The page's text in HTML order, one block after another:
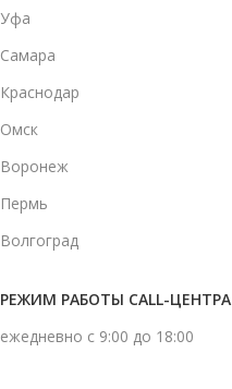
Уфа
Самара
Краснодар
Омск
Воронеж
Пермь
Волгоград
РЕЖИМ РАБОТЫ CALL-ЦЕНТРА
ежедневно с 9:00 до 18:00